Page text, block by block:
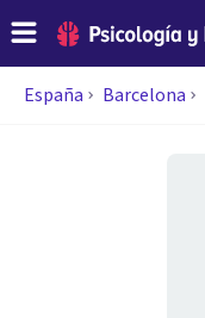
España Barcelona